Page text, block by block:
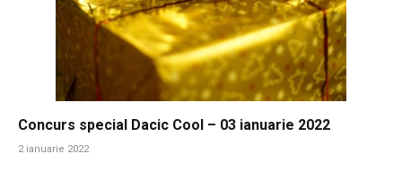
Concurs special Dacic Cool – 03 ianuarie 2022
2 ianuarie 2022